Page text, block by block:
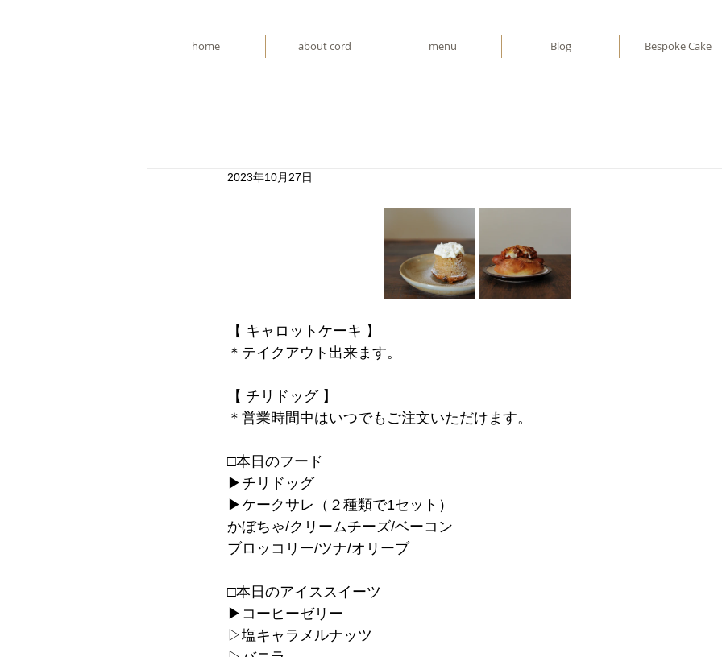
home about cord menu Blog Bespoke Cake
2023年10月27日
【 キャロットケーキ 】
＊テイクアウト出来ます。
【 チリドッグ 】
＊営業時間中はいつでもご注文いただけます。
□本日のフード
▶︎チリドッグ
▶︎ケークサレ（２種類で1セット）
かぼちゃ/クリームチーズ/ベーコン
ブロッコリー/ツナ/オリーブ
□本日のアイススイーツ
▶︎コーヒーゼリー
▷塩キャラメルナッツ